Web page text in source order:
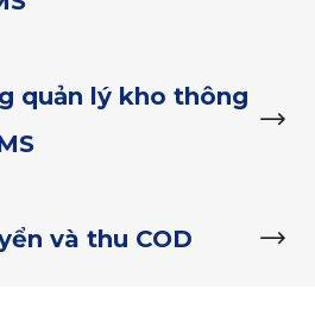
quản lý kho thông
và thu COD